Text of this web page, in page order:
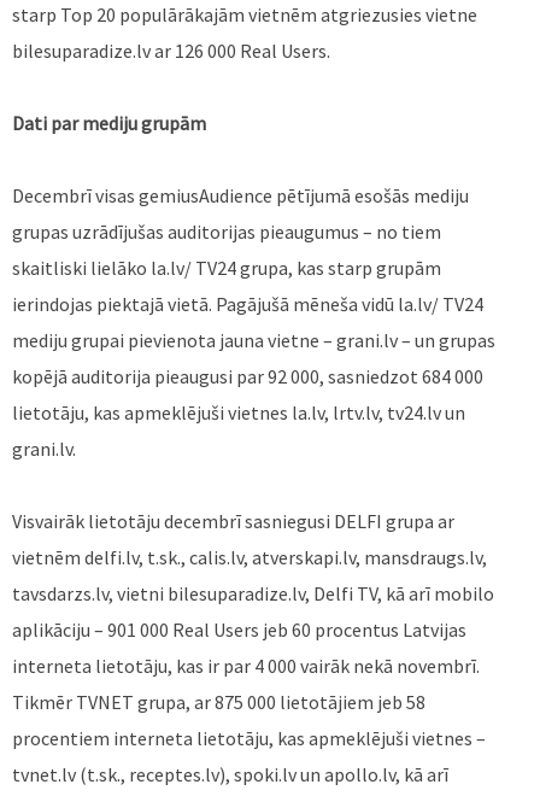
starp Top 20 populārākajām vietnēm atgriezusies vietne
bilesuparadize.lv ar 126 000 Real Users.
Dati par mediju grupām
Decembrī visas gemiusAudience pētījumā esošās mediju
grupas uzrādījušas auditorijas pieaugumus – no tiem
skaitliski lielāko la.lv/ TV24 grupa, kas starp grupām
ierindojas piektajā vietā. Pagājušā mēneša vidū la.lv/ TV24
mediju grupai pievienota jauna vietne – grani.lv – un grupas
kopējā auditorija pieaugusi par 92 000, sasniedzot 684 000
lietotāju, kas apmeklējuši vietnes la.lv, lrtv.lv, tv24.lv un
grani.lv.
Visvairāk lietotāju decembrī sasniegusi DELFI grupa ar
vietnēm delfi.lv, t.sk., calis.lv, atverskapi.lv, mansdraugs.lv,
tavsdarzs.lv, vietni bilesuparadize.lv, Delfi TV, kā arī mobilo
aplikāciju – 901 000 Real Users jeb 60 procentus Latvijas
interneta lietotāju, kas ir par 4 000 vairāk nekā novembrī.
Tikmēr TVNET grupa, ar 875 000 lietotājiem jeb 58
procentiem interneta lietotāju, kas apmeklējuši vietnes –
tvnet.lv (t.sk., receptes.lv), spoki.lv un apollo.lv, kā arī